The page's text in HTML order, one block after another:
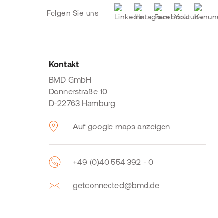
Folgen Sie uns
Kontakt
BMD GmbH
Donnerstraße 10
D-22763 Hamburg
Auf google maps anzeigen
+49 (0)40 554 392 - 0
getconnected@bmd.de